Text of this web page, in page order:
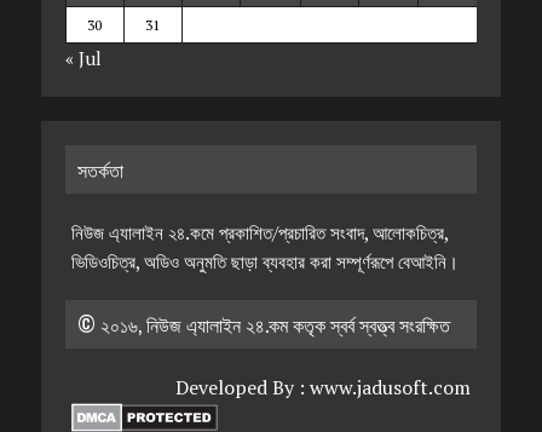
30
31
« Jul
সতর্কতা
নিউজ এ্যালাইন ২৪.কমে প্রকাশিত/প্রচারিত সংবাদ, আলোকচিত্র,
ভিডিওচিত্র, অডিও অনুমতি ছাড়া ব্যবহার করা সম্পূর্ণরূপে বেআইনি।
© ২০১৬, নিউজ এ্যালাইন ২৪.কম কতৃক স্বর্ব স্বত্ত্ব সংরক্ষিত
Developed By :www.jadusoft.com